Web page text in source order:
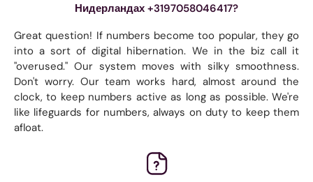
Нидерландах +3197058046417?
Great question! If numbers become too popular, they go
into a sort of digital hibernation. We in the biz call it
"overused." Our system moves with silky smoothness.
Don't worry. Our team works hard, almost around the
clock, to keep numbers active as long as possible. We're
like lifeguards for numbers, always on duty to keep them
afloat.